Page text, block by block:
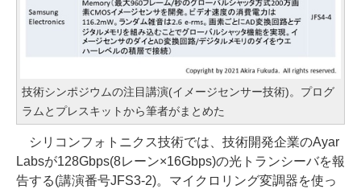
技術シンポジウムの注目講演(イメージセンサー技術)。プログ
ラムとプレスキットから筆者がまとめた
シリコンフォトニクス技術では、技術開発企業のAyar
Labsが128Gbps(8レーン×16Gbps)の光トランシーバを報
告する(講演番号JFS3-2)。マイクロリング変調器を使っ